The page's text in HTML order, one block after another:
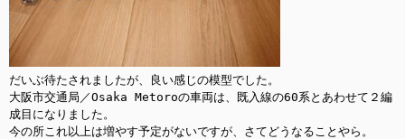
だいぶ待たされましたが、良い感じの模型でした。
大阪市交通局／Osaka Metoroの車両は、既入線の60系とあわせて２編
成目になりました。
今の所これ以上は増やす予定がないですが、さてどうなることやら。